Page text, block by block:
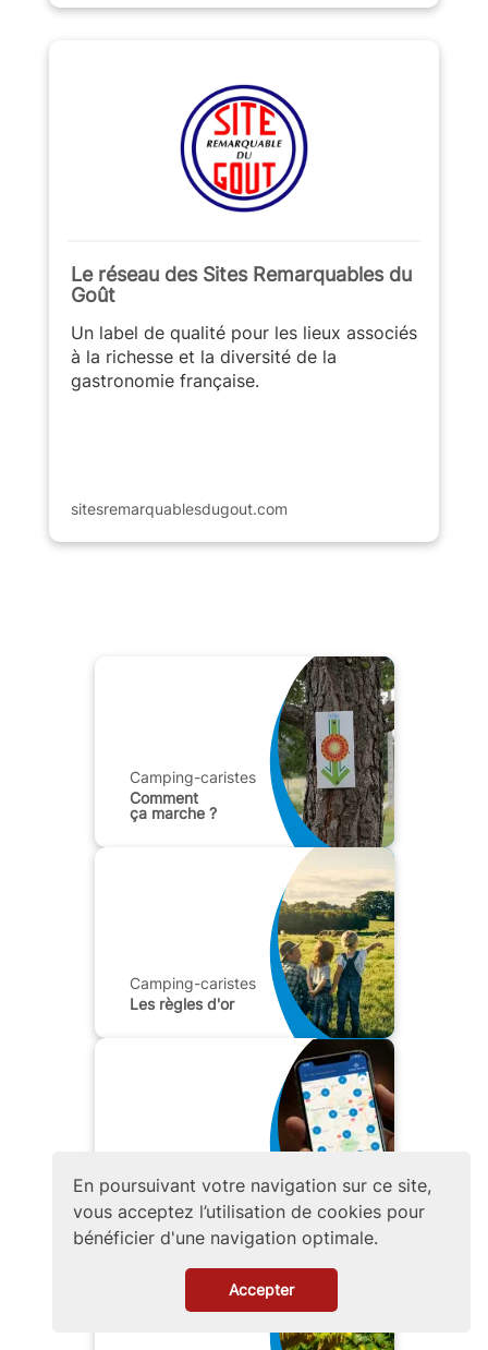
En poursuivant votre navigation sur ce site,
vous acceptez l’utilisation de cookies pour
bénéficier d'une navigation optimale.
Accepter
sitesremarquablesdugout.com
Le réseau des Sites Remarquables du
Goût
Un label de qualité pour les lieux associés
à la richesse et la diversité de la
gastronomie française.
Camping-caristes
Comment
ça marche ?
Camping-caristes
Les règles d'or
L'application
mobile